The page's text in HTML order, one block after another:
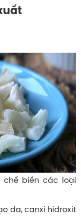
chế biến các loại
da, canxi hidroxit